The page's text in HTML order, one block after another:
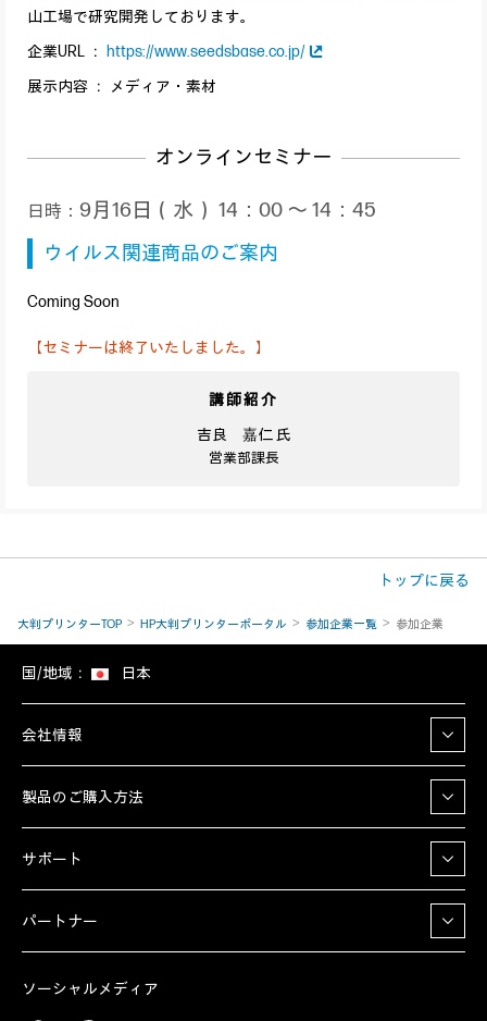
山工場で研究開発しております。
企業URL ：
https://www.seedsbase.co.jp/
展示内容 ： メディア・素材
オンラインセミナー
日時： 9月16日（水） 14：00 ～ 14：45
ウイルス関連商品のご案内
Coming Soon
【セミナーは終了いたしました。】
講師紹介
吉良 嘉仁 氏
営業部課長
トップに戻る
大判プリンターTOP HP大判プリンターポータル 参加企業一覧 参加企業
国/地域： 日本
会社情報
製品のご購入方法
サポート
パートナー
ソーシャルメディア